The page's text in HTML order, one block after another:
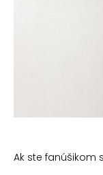
Ak ste fanúšikom